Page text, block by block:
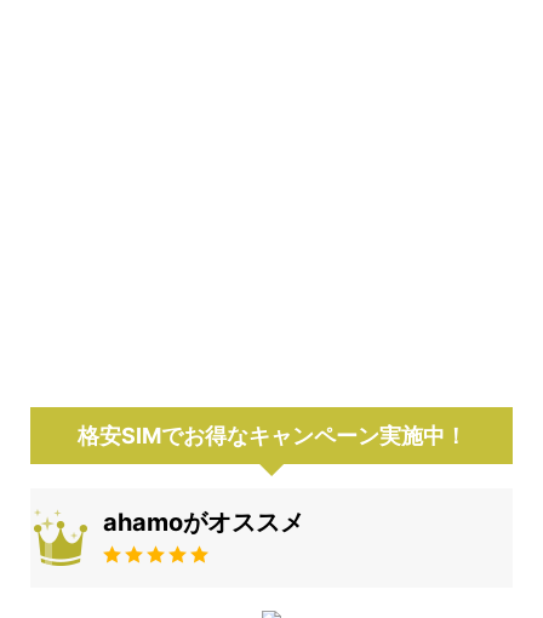
格安SIMでお得なキャンペーン実施中！
ahamoがオススメ